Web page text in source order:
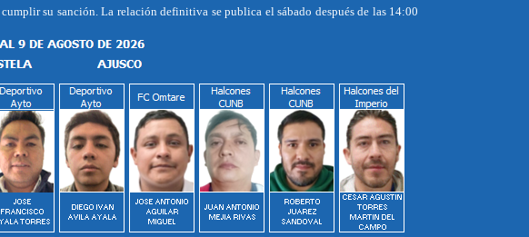
su sanción. La relación definitiva se publica el sábado después de las 14:00